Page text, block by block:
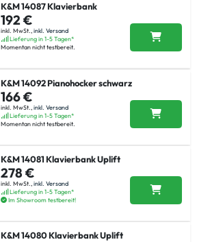
K&M 14087 Klavierbank
192 €
inkl. MwSt., inkl. Versand
Lieferung in 1-5 Tagen*
Momentan nicht testbereit.
K&M 14092 Pianohocker schwarz
166 €
inkl. MwSt., inkl. Versand
Lieferung in 1-5 Tagen*
Momentan nicht testbereit.
K&M 14081 Klavierbank Uplift
278 €
inkl. MwSt., inkl. Versand
Lieferung in 1-5 Tagen*
Im Showroom testbereit!
K&M 14080 Klavierbank Uplift